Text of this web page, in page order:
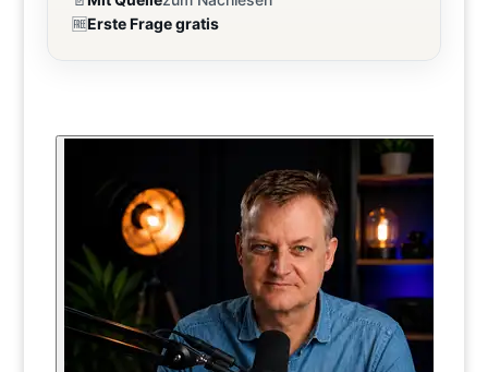
🆓Erste Frage gratis